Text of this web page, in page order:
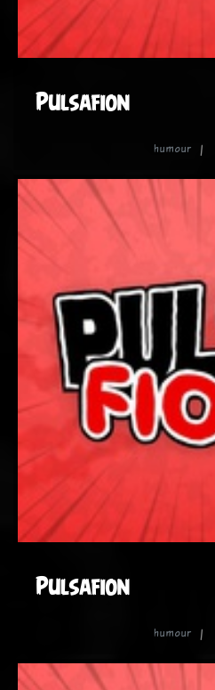
Pulsafion
humour
Pulsafion
humour